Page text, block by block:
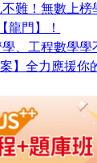
難！無數上
龍門】！
、工程數學學
】全力應援你